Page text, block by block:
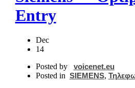
Entry
Dec
14
Posted by
voicenet.eu
Posted in SIEMENS,